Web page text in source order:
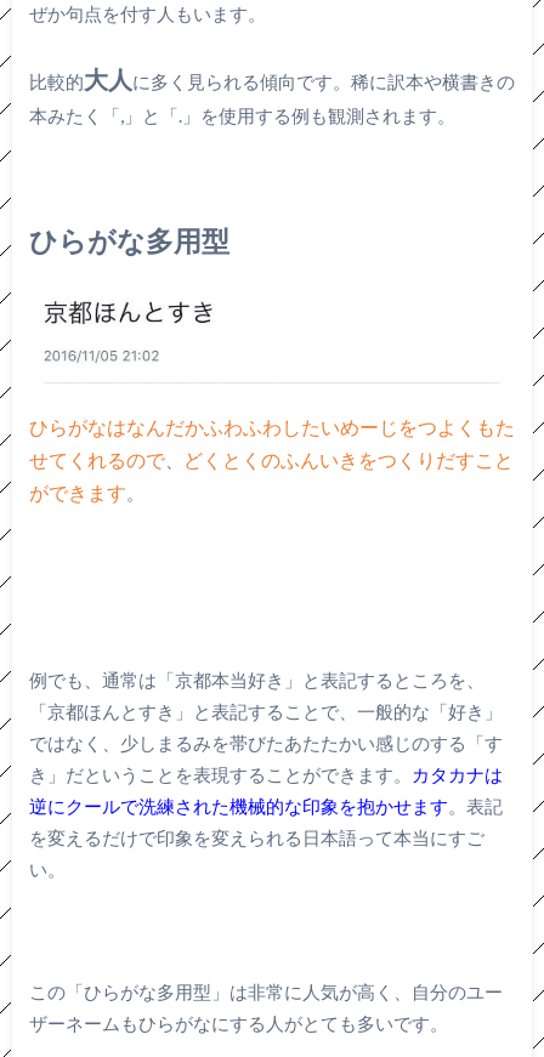
ぜか句点を付す人もいます。
比較的大人 に多く見られる傾向です。稀に訳本や横書きの
本みたく「,」と「.」を使用する例も観測されます。
ひらがな多用型
ひらがなはなんだかふわふわしたいめーじをつよくもた
せてくれるので、
どくとくのふんいきをつくりだすこと
ができます。
例でも、通常は「京都本当好き」と表記するところを、
「京都ほんとすき」と表記することで、一般的な「好き」
ではなく、少しまるみを帯びたあたたかい感じのする「す
き」だということを表現することができます。
カタカナは
逆にクールで洗練された機械的な印象を抱かせます 。表記
を変えるだけで印象を変えられる日本語って本当にすご
い。
この「ひらがな多用型」は非常に人気が高く、自分のユー
ザーネームもひらがなにする人がとても多いです。